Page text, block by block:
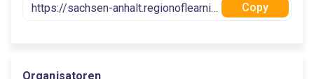
Copy
Organisatoren